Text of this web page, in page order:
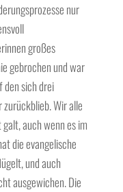
nur
großes
gebrochen und war
sich drei
Wir alle
auch wenn es im
die evangelische
und auch
ausgewichen. Die